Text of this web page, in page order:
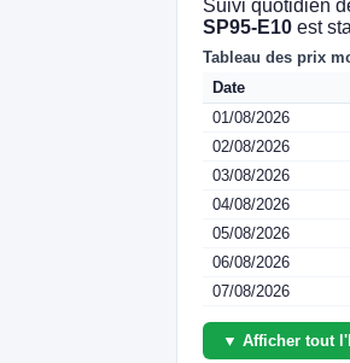
Suivi quotidien
SP95-E10est
Tableau des prix
Date
01/08/2026
02/08/2026
03/08/2026
04/08/2026
05/08/2026
06/08/2026
07/08/2026
▼ Afficher tout